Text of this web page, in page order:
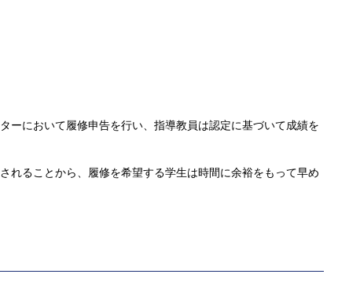
ーにおいて履修申告を行い、指導教員は認定に基づいて成績を
れることから、履修を希望する学生は時間に余裕をもって早め